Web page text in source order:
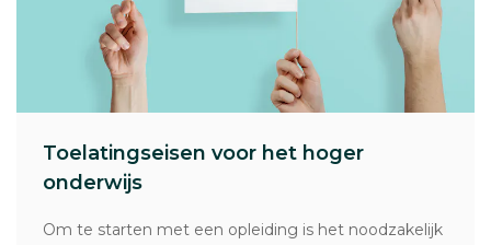
Toelatingseisen voor het hoger
onderwijs
Om te starten met een opleiding is het noodzakelijk